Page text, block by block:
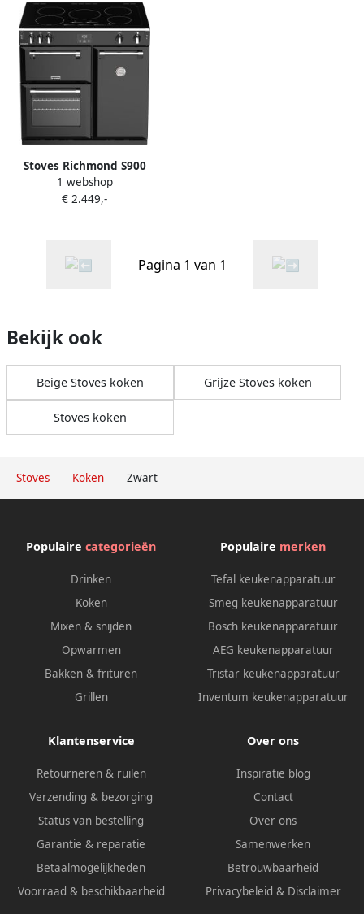
Stoves Koken Zwart
Stoves Richmond S900
inductie fornuis
1 webshop
€ 2.449,-
Pagina 1 van 1
Bekijk ook
Beige Stoves koken Grijze Stoves koken
Stoves koken
Populaire categorieën
Drinken
Koken
Mixen & snijden
Opwarmen
Bakken & frituren
Grillen
Populaire merken
Tefal keukenapparatuur
Smeg keukenapparatuur
Bosch keukenapparatuur
AEG keukenapparatuur
Tristar keukenapparatuur
Inventum keukenapparatuur
Klantenservice
Retourneren & ruilen
Verzending & bezorging
Status van bestelling
Garantie & reparatie
Betaalmogelijkheden
Voorraad & beschikbaarheid
Over ons
Inspiratie blog
Contact
Over ons
Samenwerken
Betrouwbaarheid
Privacybeleid & Disclaimer